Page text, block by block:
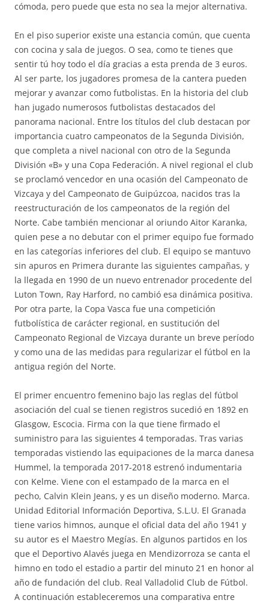
cómoda, pero puede que esta no sea la mejor alternativa.
En el piso superior existe una estancia común, que cuenta
con cocina y sala de juegos. O sea, como te tienes que
sentir tú hoy todo el día gracias a esta prenda de 3 euros.
Al ser parte, los jugadores promesa de la cantera pueden
mejorar y avanzar como futbolistas. En la historia del club
han jugado numerosos futbolistas destacados del
panorama nacional. Entre los títulos del club destacan por
importancia cuatro campeonatos de la Segunda División,
que completa a nivel nacional con otro de la Segunda
División «B» y una Copa Federación. A nivel regional el club
se proclamó vencedor en una ocasión del Campeonato de
Vizcaya y del Campeonato de Guipúzcoa, nacidos tras la
reestructuración de los campeonatos de la región del
Norte. Cabe también mencionar al oriundo Aitor Karanka,
quien pese a no debutar con el primer equipo fue formado
en las categorías inferiores del club. El equipo se mantuvo
sin apuros en Primera durante las siguientes campañas, y
la llegada en 1990 de un nuevo entrenador procedente del
Luton Town, Ray Harford, no cambió esa dinámica positiva.
Por otra parte, la Copa Vasca fue una competición
futbolística de carácter regional, en sustitución del
Campeonato Regional de Vizcaya durante un breve período
y como una de las medidas para regularizar el fútbol en la
antigua región del Norte.
El primer encuentro femenino bajo las reglas del fútbol
asociación del cual se tienen registros sucedió en 1892 en
Glasgow, Escocia. Firma con la que tiene firmado el
suministro para las siguientes 4 temporadas. Tras varias
temporadas vistiendo las equipaciones de la marca danesa
Hummel, la temporada 2017-2018 estrenó indumentaria
con Kelme. Viene con el estampado de la marca en el
pecho, Calvin Klein Jeans, y es un diseño moderno. Marca.
Unidad Editorial Información Deportiva, S.L.U. El Granada
tiene varios himnos, aunque el oficial data del año 1941 y
su autor es el Maestro Megías. En algunos partidos en los
que el Deportivo Alavés juega en Mendizorroza se canta el
himno en todo el estadio a partir del minuto 21 en honor al
año de fundación del club. Real Valladolid Club de Fútbol.
A continuación estableceremos una comparativa entre